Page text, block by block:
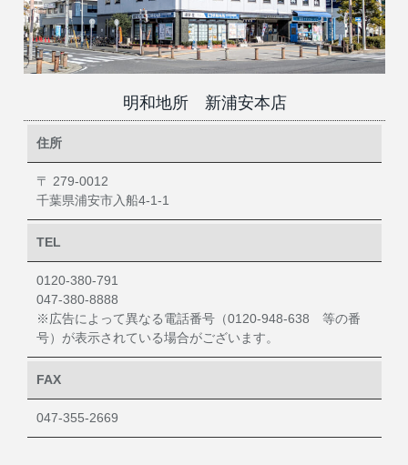
明和地所 新浦安本店
住所
〒 279-0012
千葉県浦安市入船4-1-1
TEL
0120-380-791
047-380-8888
※広告によって異なる電話番号（0120-948-638 等の番
号）が表示されている場合がございます。
FAX
047-355-2669